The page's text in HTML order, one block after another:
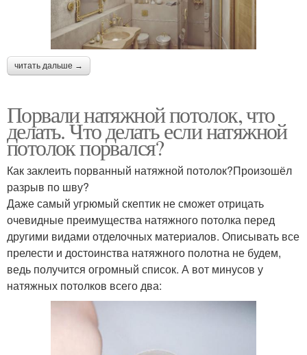
читать дальше →
Порвали натяжной потолок, что
делать. Что делать если натяжной
потолок порвался?
Как заклеить порванный натяжной потолок?Произошёл
разрыв по шву?
Даже самый угрюмый скептик не сможет отрицать
очевидные преимущества натяжного потолка перед
другими видами отделочных материалов. Описывать все
прелести и достоинства натяжного полотна не будем,
ведь получится огромный список. А вот минусов у
натяжных потолков всего два: